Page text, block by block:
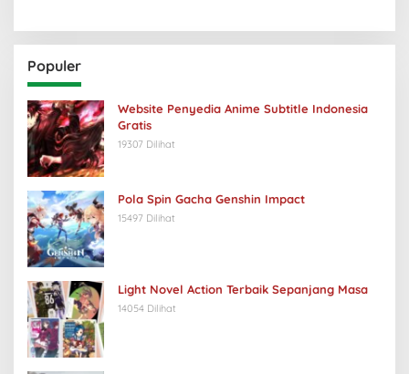
Populer
Website Penyedia Anime Subtitle Indonesia
Gratis
19307 Dilihat
Pola Spin Gacha Genshin Impact
15497 Dilihat
Light Novel Action Terbaik Sepanjang Masa
14054 Dilihat